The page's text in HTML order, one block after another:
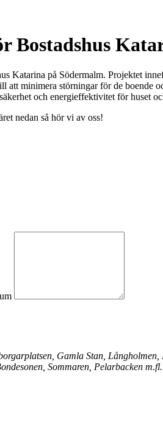
Bostadshus
Katarina på Södermalm. Projektet
minimera störningar för de boende
och energieffektivitet för huset
nedan så hör vi av oss!
Gamla Stan,
Sommaren, Pelarbacken m.fl.